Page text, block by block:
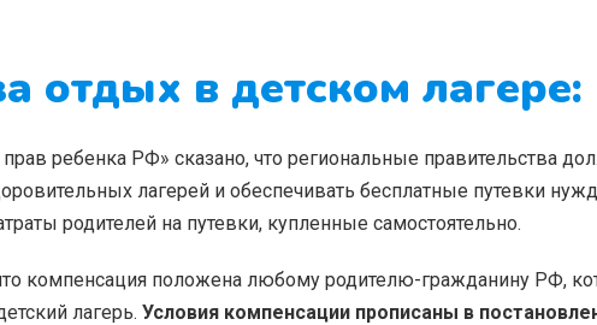
отдых в детском лагере:
ребенка РФ» сказано, что региональные правительства
лагерей и обеспечивать бесплатные путевки
родителей на путевки, купленные самостоятельно.
компенсация положена любому родителю-гражданину РФ,
лагерь. Условия компенсации прописаны в